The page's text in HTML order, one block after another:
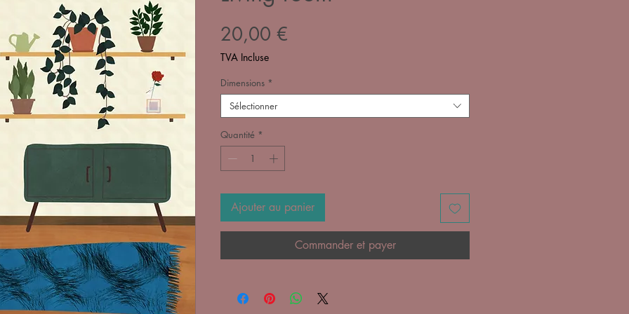
20,00 €
TVA Incluse
Dimensions *
Sélectionner
Quantité *
Ajouter au panier
Commander et payer